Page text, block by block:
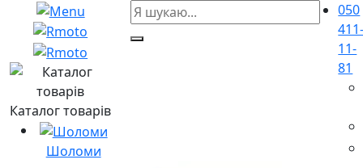
Каталог товарів
Шоломи
050
11-
81